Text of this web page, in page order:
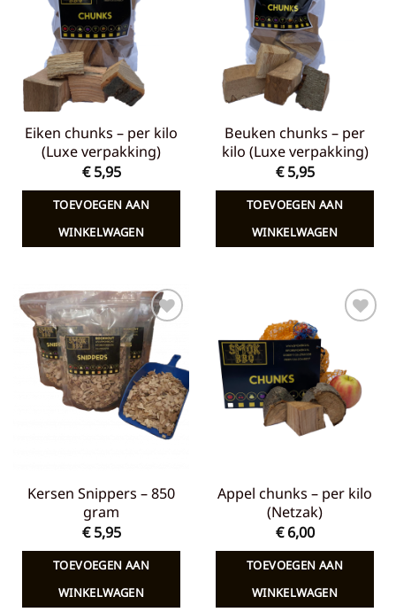
verlanglijst
Eiken chunks – per kilo
(Luxe verpakking)
€5,95
TOEVOEGEN AAN
WINKELWAGEN
verlanglijst
Beuken chunks – per
kilo (Luxe verpakking)
€5,95
TOEVOEGEN AAN
WINKELWAGEN
Toevoegen
aan
verlanglijst
Kersen Snippers – 850
gram
€5,95
TOEVOEGEN AAN
WINKELWAGEN
Toevoegen
verlanglijst
Appel chunks – per kilo
(Netzak)
€6,00
TOEVOEGEN AAN
WINKELWAGEN